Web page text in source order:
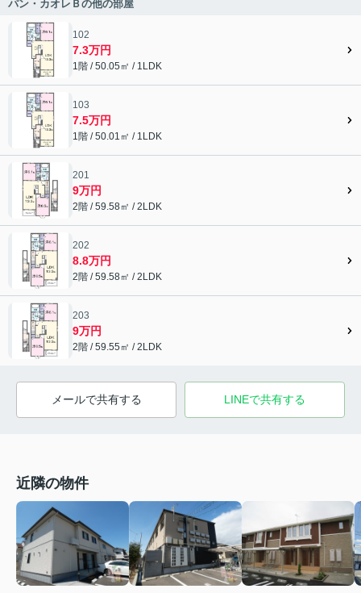
パン・カオレＢの他の部屋
102
7.3万円
1階 / 50.05㎡ / 1LDK
103
7.5万円
1階 / 50.01㎡ / 1LDK
201
9万円
2階 / 59.58㎡ / 2LDK
202
8.8万円
2階 / 59.58㎡ / 2LDK
203
9万円
2階 / 59.55㎡ / 2LDK
メールで共有する LINEで共有する
近隣の物件